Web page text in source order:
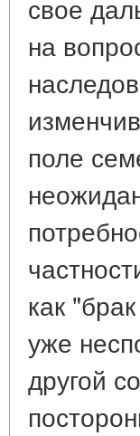
свое
на
поле
как
уже
другой